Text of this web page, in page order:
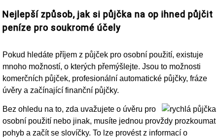
Nejlepší způsob, jak si půjčka na op ihned půjčit
peníze pro soukromé účely
Pokud hledáte příjem z půjček pro osobní použití, existuje
mnoho možností, o kterých přemýšlejte. Jsou to možnosti
komerčních půjček, profesionální automatické půjčky, fráze
úvěry a začínající finanční půjčky.
Bez ohledu na to, zda uvažujete o úvěru pro
osobní použití nebo jinak, musíte jednou provždy prozkoumat
pohyb a začít se slovíčky. To lze provést z informací o